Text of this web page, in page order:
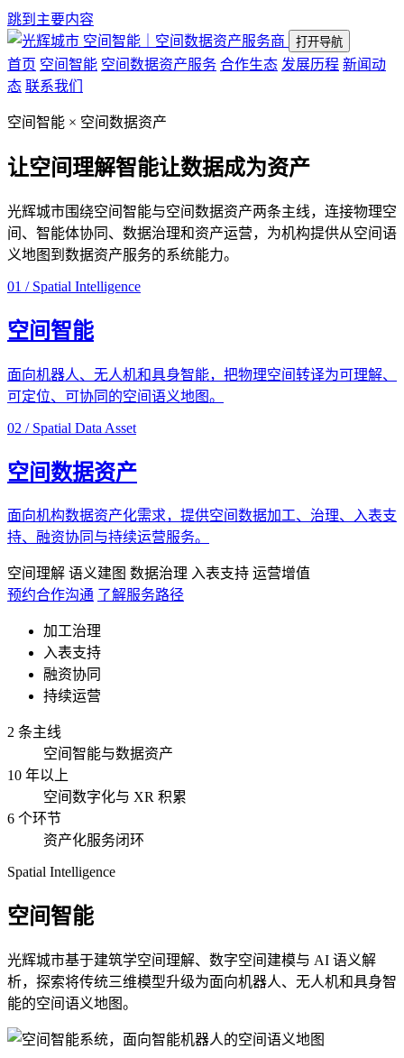
跳到主要内容
空间智能｜空间数据资产服务商
打开导航
首页 空间智能 空间数据资产服务 合作生态 发展历程 新闻动
态 联系我们
空间智能 × 空间数据资产
让空间理解智能让数据成为资产
光辉城市围绕空间智能与空间数据资产两条主线，连接物理空
间、智能体协同、数据治理和资产运营，为机构提供从空间语
义地图到数据资产服务的系统能力。
01 / Spatial Intelligence
空间智能
面向机器人、无人机和具身智能，把物理空间转译为可理解、
可定位、可协同的空间语义地图。
02 / Spatial Data Asset
空间数据资产
面向机构数据资产化需求，提供空间数据加工、治理、入表支
持、融资协同与持续运营服务。
空间理解 语义建图 数据治理 入表支持 运营增值
预约合作沟通 了解服务路径
加工治理
入表支持
融资协同
持续运营
2 条主线
空间智能与数据资产
10 年以上
空间数字化与 XR 积累
6 个环节
资产化服务闭环
Spatial Intelligence
空间智能
光辉城市基于建筑学空间理解、数字空间建模与 AI 语义解
析，探索将传统三维模型升级为面向机器人、无人机和具身智
能的空间语义地图。